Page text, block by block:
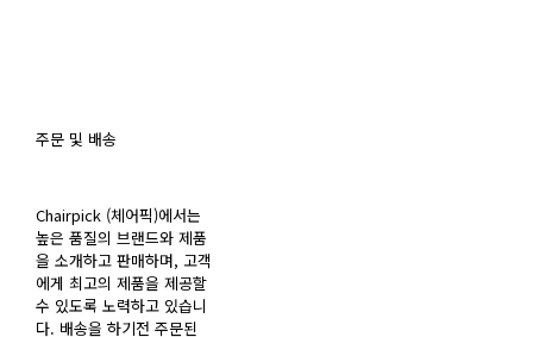
주문 및 배송
Chairpick (체어픽)에서는
높은 품질의 브랜드와 제품
을 소개하고 판매하며, 고객
에게 최고의 제품을 제공할
수 있도록 노력하고 있습니
다. 배송을 하기전 주문된